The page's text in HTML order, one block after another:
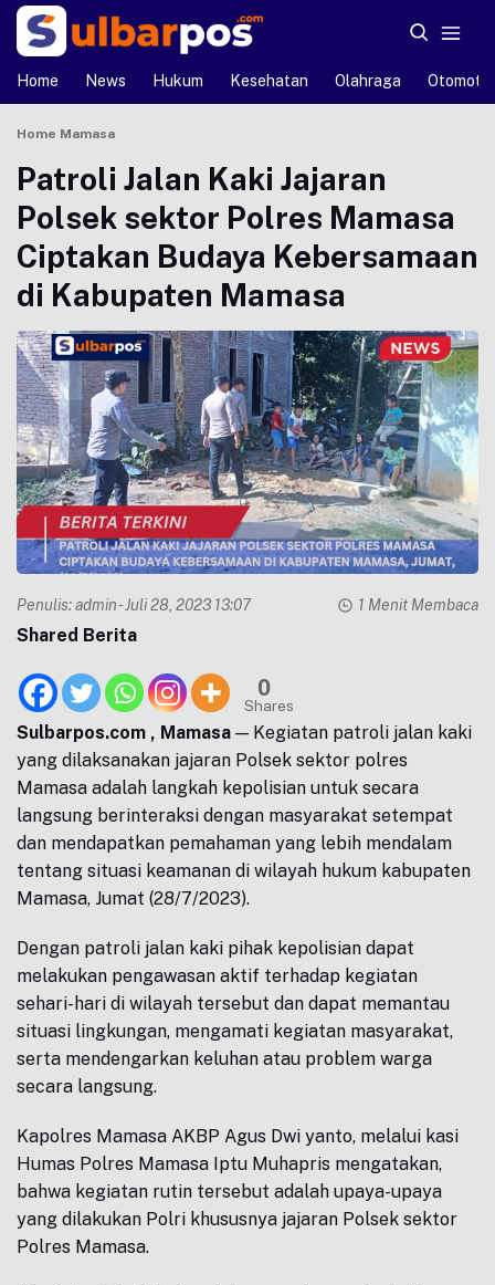
Home News Hukum Kesehatan Olahraga Otomotif
Home Mamasa
Patroli Jalan Kaki Jajaran
Polsek sektor Polres Mamasa
Ciptakan Budaya Kebersamaan
di Kabupaten Mamasa
Penulis:admin- Juli 28, 2023 13:07 1 Menit Membaca
Shared Berita
0
Shares
Sulbarpos.com , Mamasa — Kegiatan patroli jalan kaki
yang dilaksanakan jajaran Polsek sektor polres
Mamasa adalah langkah kepolisian untuk secara
langsung berinteraksi dengan masyarakat setempat
dan mendapatkan pemahaman yang lebih mendalam
tentang situasi keamanan di wilayah hukum kabupaten
Mamasa, Jumat (28/7/2023).
Dengan patroli jalan kaki pihak kepolisian dapat
melakukan pengawasan aktif terhadap kegiatan
sehari-hari di wilayah tersebut dan dapat memantau
situasi lingkungan, mengamati kegiatan masyarakat,
serta mendengarkan keluhan atau problem warga
secara langsung.
Kapolres Mamasa AKBP Agus Dwi yanto, melalui kasi
Humas Polres Mamasa Iptu Muhapris mengatakan,
bahwa kegiatan rutin tersebut adalah upaya-upaya
yang dilakukan Polri khususnya jajaran Polsek sektor
Polres Mamasa.